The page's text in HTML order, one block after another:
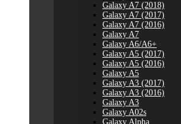
Galaxy A7 (2018)
Galaxy A7 (2017)
Galaxy A7 (2016)
Galaxy A7
Galaxy A6/A6+
Galaxy A5 (2017)
Galaxy A5 (2016)
Galaxy A5
Galaxy A3 (2017)
Galaxy A3 (2016)
Galaxy A3
Galaxy A02s
Galaxy Alpha